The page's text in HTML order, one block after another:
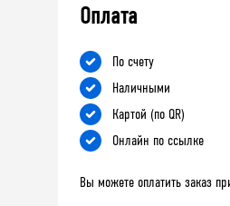
Оплата
По счету
Наличными
Картой (по QR)
Онлайн по ссылке
Вы можете оплатить заказ